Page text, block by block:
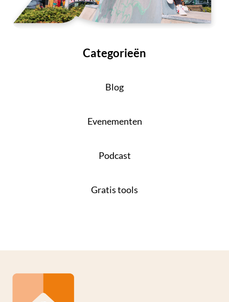
Categorieën
Blog
Evenementen
Podcast
Gratis tools